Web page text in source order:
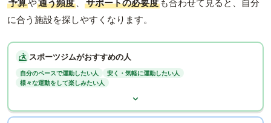
予算や通う頻度 、 サポートの必要度 も合わせて見ると、自分
に合う施設を探しやすくなります。
スポーツジムがおすすめの人
自分のペースで運動したい人
安く・気軽に運動したい人
様々な運動をして楽しみたい人